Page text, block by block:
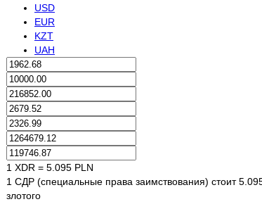
USD
EUR
KZT
UAH
1 XDR = 5.095 PLN
1 СДР (специальные права заимствования) стоит
злотого